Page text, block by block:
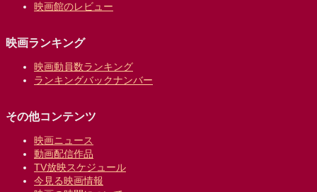
映画館のレビュー
映画ランキング
映画動員数ランキング
ランキングバックナンバー
その他コンテンツ
映画ニュース
動画配信作品
TV放映スケジュール
今見る映画情報